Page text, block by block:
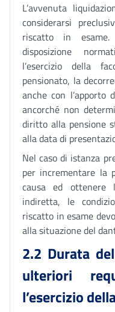
L’avvenuta
considerarsi
riscatto in
disposizione
l’esercizio della
pensionato, la
anche con l’apporto
ancorché non
diritto alla pensione
alla data di
Nel caso di istanza
per incrementare la
causa ed ottenere
indiretta, le
riscatto in esame
alla situazione del
2.2 Durata
ulteriori
l’esercizio